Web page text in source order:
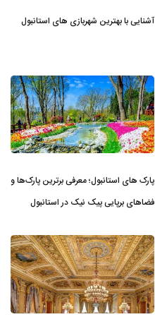
آشنایی با بهترین شهربازی های استانبول
پارک های استانبول؛ معرفی برترین پارک‌ها و
فضاهای برپایی پیک نیک در استانبول